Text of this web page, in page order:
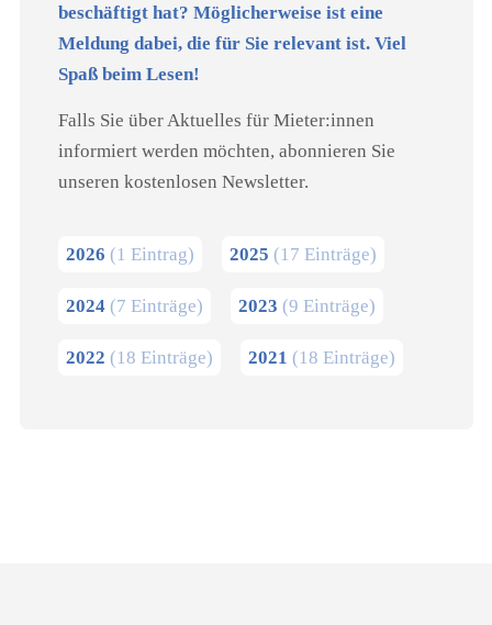
beschäftigt hat? Möglicherweise ist eine
Meldung dabei, die für Sie relevant ist. Viel
Spaß beim Lesen!
Falls Sie über Aktuelles für Mieter:innen
informiert werden möchten, abonnieren Sie
unseren kostenlosen Newsletter.
2026 (1 Eintrag) 2025 (17 Einträge)
2024 (7 Einträge) 2023 (9 Einträge)
2022 (18 Einträge) 2021 (18 Einträge)